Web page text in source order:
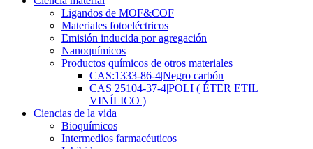
Ligandos de MOF&COF
Materiales fotoeléctricos
Emisión inducida por agregación
Nanoquímicos
Productos químicos de otros materiales
CAS:1333-86-4|Negro carbón
CAS 25104-37-4|POLI ( ÉTER ETIL
VINÍLICO )
Ciencias de la vida
Bioquímicos
Intermedios farmacéuticos